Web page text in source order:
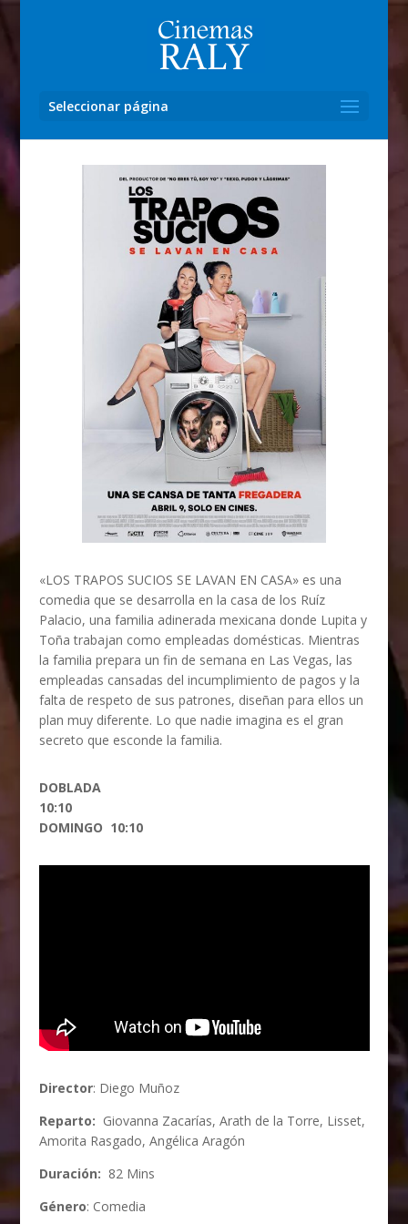
Seleccionar página
«LOS TRAPOS SUCIOS SE LAVAN EN CASA» es una
comedia que se desarrolla en la casa de los Ruíz
Palacio, una familia adinerada mexicana donde Lupita y
Toña trabajan como empleadas domésticas. Mientras
la familia prepara un fin de semana en Las Vegas, las
empleadas cansadas del incumplimiento de pagos y la
falta de respeto de sus patrones, diseñan para ellos un
plan muy diferente. Lo que nadie imagina es el gran
secreto que esconde la familia.
DOBLADA
10:10
DOMINGO 10:10
Director: Diego Muñoz
Reparto: Giovanna Zacarías, Arath de la Torre, Lisset,
Amorita Rasgado, Angélica Aragón
Duración: 82 Mins
Género: Comedia